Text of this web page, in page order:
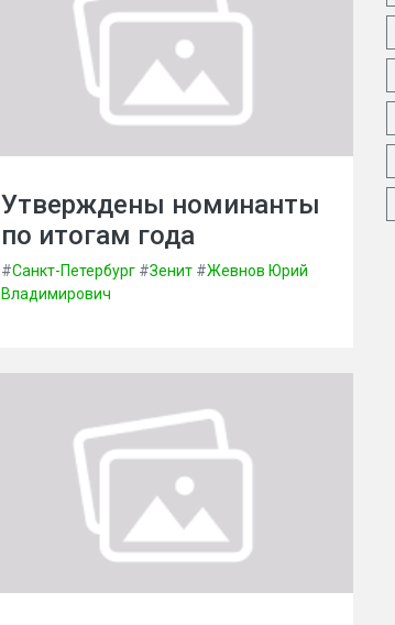
Утверждены номинанты
по итогам года
#Санкт-Петербург #Зенит #Жевнов Юрий
Владимирович